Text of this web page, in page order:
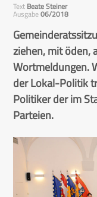
Text Beate Steiner
Ausgabe06/2018
ziehen, mit öden,
Wortmeldungen.
der Lokal-Politik
Politiker der im
Parteien.